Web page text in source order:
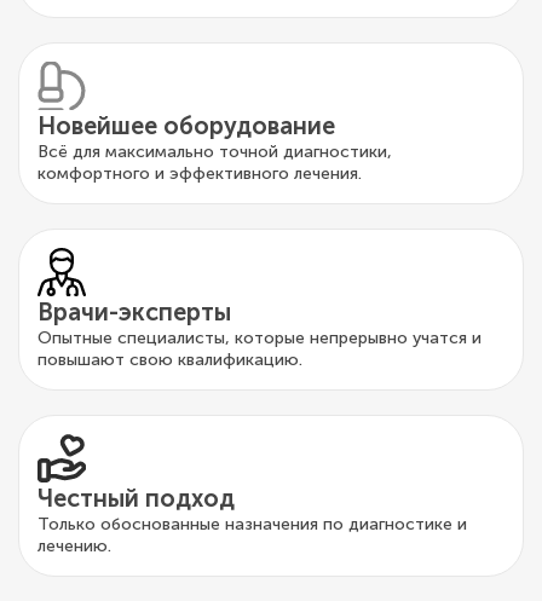
Новейшее оборудование
Всё для максимально точной диагностики,
комфортного и эффективного лечения.
Врачи-эксперты
Опытные специалисты, которые непрерывно учатся и
повышают свою квалификацию.
Честный подход
Только обоснованные назначения по диагностике и
лечению.